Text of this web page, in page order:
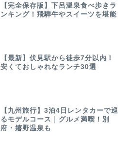
【完全保存版】下呂温泉食べ歩きラ
ンキング！飛騨牛やスイーツを堪能
【最新】伏見駅から徒歩7分以内！
安くておしゃれなランチ30選
【九州旅行】3泊4日レンタカーで巡
るモデルコース｜グルメ満喫！別
府・嬉野温泉も